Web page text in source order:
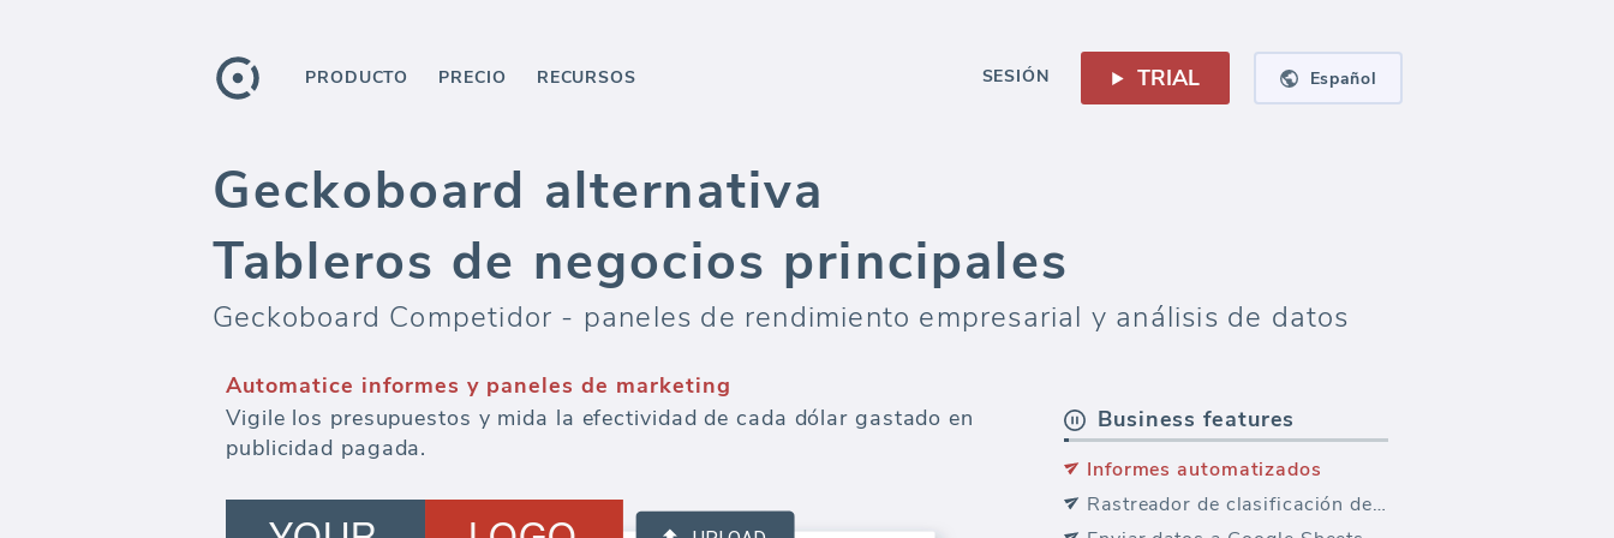
PRODUCTO PRECIO RECURSOS SESIÓN TRIAL Español
Geckoboard alternativa
Tableros de negocios principales
Geckoboard Competidor - paneles de rendimiento empresarial y análisis de datos
Automatice informes y paneles de marketing
Vigile los presupuestos y mida la efectividad de cada dólar gastado en
publicidad pagada.
Business features
Informes automatizados
Rastreador de clasificación de palabras clave